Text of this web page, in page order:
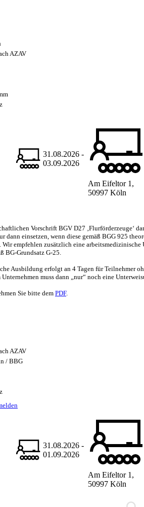
AZAV
31.08.2026 -
03.09.2026
Am Eifeltor 1,
50997 Köln
Vorschrift BGV D27 ‚Flurförderzeuge‘
dann einsetzen, wenn diese gemäß BGG 925
empfehlen zusätzlich eine arbeitsmedizinische
BG-Grundsatz G-25.
Ausbildung erfolgt an 4 Tagen für Teilnehmer
muss dann „nur“ noch eine
Sie bitte dem PDF.
AZAV
/ BBG
31.08.2026 -
01.09.2026
Am Eifeltor 1,
50997 Köln